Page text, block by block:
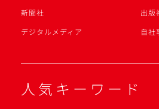
新聞社
出版
デジタルメディア
自社
人気キーワード